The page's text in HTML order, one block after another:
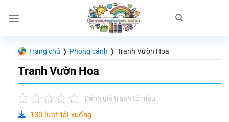
đến
Trang chủ ❭ Phong cảnh ❭ Tranh Vườn Hoa
Tranh Vườn Hoa
Đánh giá tranh tô màu
130 lượt tải xuống